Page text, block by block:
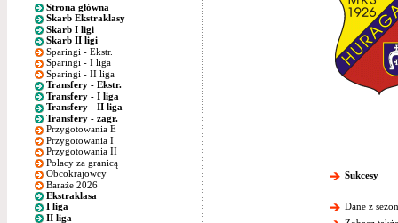
Strona główna
Skarb Ekstraklasy
Skarb I ligi
Skarb II ligi
Sparingi - Ekstr.
Sparingi - I liga
Sparingi - II liga
Transfery - Ekstr.
Transfery - I liga
Transfery - II liga
Transfery - zagr.
Przygotowania E
Przygotowania I
Przygotowania II
Polacy za granicą
Obcokrajowcy
Baraże 2026
Ekstraklasa
I liga
II liga
Sukcesy
Dane z